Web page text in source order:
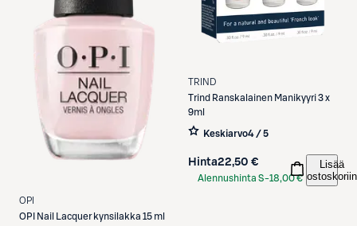
OPI
OPI
Nail Lacquer kynsilakka 15 ml
TRIND
Trind Ranskalainen Manikyyri 3 x
9ml
Keskiarvo4 / 5
Hinta22,50 €
Alennushinta S-18,00 €
Lisää
ostoskoriin